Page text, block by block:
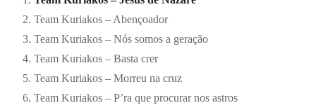
Team Kuriakos – Abençoador
Team Kuriakos – Nós somos a geração
Team Kuriakos – Basta crer
Team Kuriakos – Morreu na cruz
Team Kuriakos – P’ra que procurar nos astros